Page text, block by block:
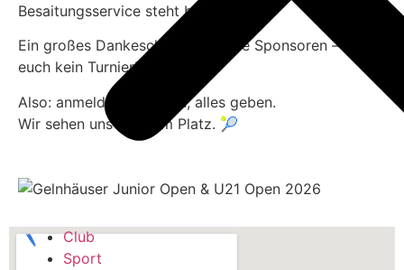
Club
Sport
Besaitungsservice steht bereit.
Ein großes Dankeschön an unsere Sponsoren – ohne
euch kein Turnier!
Also: anmelden, antreten, alles geben.
Wir sehen uns auf dem Platz. 🎾